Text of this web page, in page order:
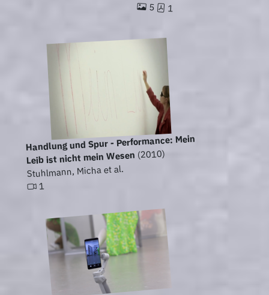
5 1
Handlung und Spur - Performance: Mein
Leib ist nicht mein Wesen(2010)
Stuhlmann, Micha et al.
1